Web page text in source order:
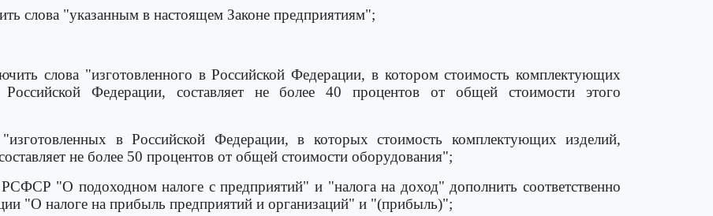
слова "указанным в настоящем Законе предприятиям";
слова "изготовленного в Российской Федерации, в котором стоимость комплектующих
Федерации, составляет не более 40 процентов от общей стоимости этого
в Российской Федерации, в которых стоимость комплектующих изделий,
не более 50 процентов от общей стоимости оборудования";
"О подоходном налоге с предприятий" и "налога на доход" дополнить соответственно
"О налоге на прибыль предприятий и организаций" и "(прибыль)";